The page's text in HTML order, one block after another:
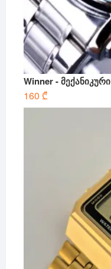
Winner - მექანიკური
160 ₾